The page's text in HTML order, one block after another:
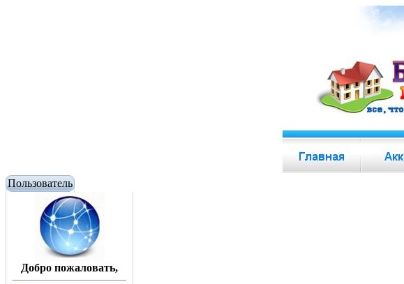
Пользователь
Добро пожаловать,